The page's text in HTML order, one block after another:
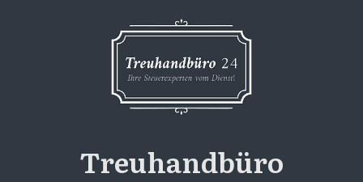
Treuhandbüro